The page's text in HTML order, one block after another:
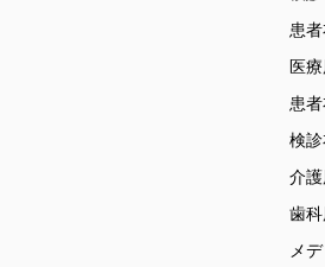
患
医
患
検診
介
歯
メ